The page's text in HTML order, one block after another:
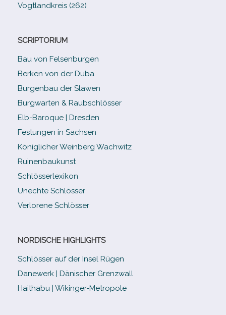
Vogtlandkreis (262)
SCRIPTORIUM
Bau von Felsenburgen
Berken von der Duba
Burgenbau der Slawen
Burgwarten & Raubschlösser
Elb-​Baroque | Dresden
Festungen in Sachsen
Königlicher Weinberg Wachwitz
Ruinenbaukunst
Schlösserlexikon
Unechte Schlösser
Verlorene Schlösser
NORDISCHE HIGHLIGHTS
Schlösser auf der Insel Rügen
Danewerk | Dänischer Grenzwall
Haithabu | Wikinger-Metropole